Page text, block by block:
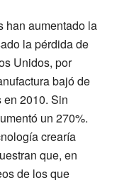
han aumentado la
la pérdida de
Unidos, por
bajó de
2010. Sin
un 270%.
crearía
que, en
de los que